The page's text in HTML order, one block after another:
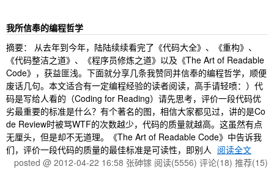
我所信奉的编程哲学
摘要： 从去年到今年，陆陆续续看完了《代码大全》、《重构》、
《代码整洁之道》、《程序员修炼之道》以及《The Art of Readable
Code》，获益匪浅。下面就分享几条我赞同并信奉的编程哲学，顺便
废话几句。本文适合有一定编程经验的读者阅读，高手请轻喷：）代
码是写给人看的（Coding for Reading）请先思考，评价一段代码优
劣最重要的标准是什么？有个著名的图，相信大家都见过，讲的是Co
de Review时被骂WTF的次数越少，代码的质量就越高。这虽然有点
无厘头，但是却不无道理。《The Art of Readable Code》中告诉我
们，评价一段代码的质量的最佳标准是可读性，即别人 阅读全文
posted @ 2012-04-22 16:58 张砷镓 阅读(5556) 评论(18) 推荐(15)